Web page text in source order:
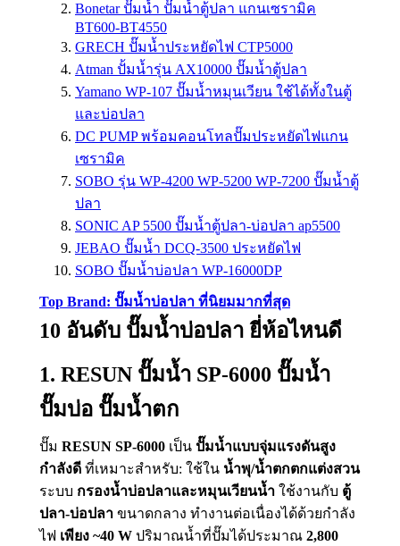
Bonetar ปั๊มน้ำ ปั๊มน้ำตู้ปลา แกนเซรามิค
BT600-BT4550
GRECH ปั๊มน้ำประหยัดไฟ CTP5000
Atman ปั้มน้ำรุ่น AX10000 ปั๊มน้ำตู้ปลา
Yamano WP-107 ปั๊มน้ำหมุนเวียน ใช้ได้ทั้งในตู้
และบ่อปลา
DC PUMP พร้อมคอนโทลปั๊มประหยัดไฟแกน
เซรามิค
SOBO รุ่น WP-4200 WP-5200 WP-7200 ปั๊มน้ำตู้
ปลา
SONIC AP 5500 ปั๊มน้ำตู้ปลา-บ่อปลา ap5500
JEBAO ปั๊มน้ำ DCQ-3500 ประหยัดไฟ
SOBO ปั๊มน้ำบ่อปลา WP-16000DP
Top Brand: ปั๊มน้ำบ่อปลา ที่นิยมมากที่สุด
10 อันดับ ปั๊มน้ำบ่อปลา ยี่ห้อไหนดี
1. RESUN ปั๊มน้ำ SP-6000 ปั๊มน้ำ
ปั๊มบ่อ ปั๊มน้ำตก
ปั๊ม RESUN SP-6000 เป็น ปั๊มน้ำแบบจุ่มแรงดันสูง
กำลังดี ที่เหมาะสำหรับ: ใช้ใน น้ำพุ/น้ำตกตกแต่งสวน
ระบบ กรองน้ำบ่อปลาและหมุนเวียนน้ำ ใช้งานกับ ตู้
ปลา-บ่อปลา ขนาดกลาง ทำงานต่อเนื่องได้ด้วยกำลัง
ไฟ เพียง ~40 W ปริมาณน้ำที่ปั๊มได้ประมาณ 2,800